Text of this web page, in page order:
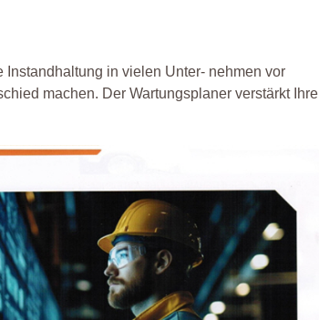
in vielen Unter- nehmen vor
machen. Der Wartungsplaner verstärkt Ihre